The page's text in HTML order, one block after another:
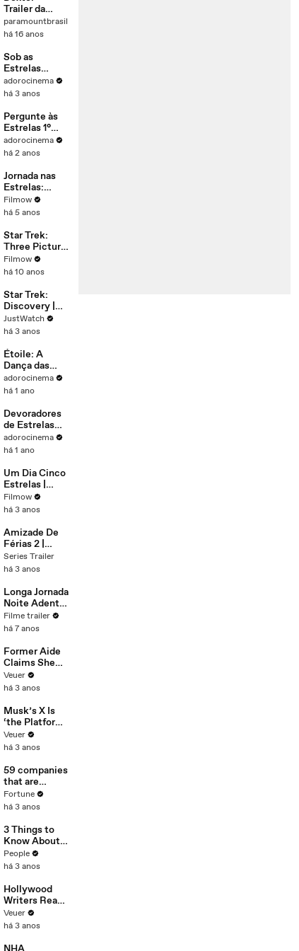
Trailer da
segunda
temporada
paramountbrasil
há 16 anos
Sob as
Estrelas
Trailer
Legendado
adorocinema
há 3 anos
Pergunte às
Estrelas 1°
Temporada
Trailer
adorocinema
há 2 anos
Jornada nas
Estrelas:
Picard -
Temporada 2 |
Filmow
há 5 anos
Star Trek:
Three Picture
Saga
Filmow
há 10 anos
Star Trek:
Discovery |
show | 2017 |
Official Trailer
JustWatch
há 3 anos
Étoile: A
Dança das
Estrelas
Diretores 1°
Trailer
Dublado
adorocinema
há 1 ano
Devoradores
de Estrelas
Trailer
Legendado
adorocinema
há 1 ano
Um Dia Cinco
Estrelas |
Trailer
Filmow
há 3 anos
Amizade De
Férias 2 |
Trailer Oficial
Legendado |
Series Trailer
há 3 anos
Longa Jornada
Noite Adentro
Filme
Filme trailer
há 7 anos
Former Aide
Claims She
Was Asked to
Make a ‘Hit
Trump
Veuer
há 3 anos
Musk’s X Is
‘the Platform
With the
Largest Ratio
Misinformatio
n or
Disinformatio
n’ Amongst
All Social
Media
Platforms
Veuer
há 3 anos
59 companies
that are
changing the
world: From
Chobani
Fortune
há 3 anos
3 Things to
Know About
Coco Gauff's
Parents
People
há 3 anos
Hollywood
Writers Reach
‘Tentative
Agreement’
After 146 Day
Veuer
há 3 anos